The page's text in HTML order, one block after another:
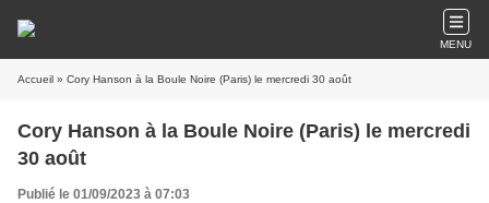
MENU
Accueil » Cory Hanson à la Boule Noire (Paris) le mercredi 30 août
Cory Hanson à la Boule Noire (Paris) le mercredi
30 août
Publié le 01/09/2023 à 07:03